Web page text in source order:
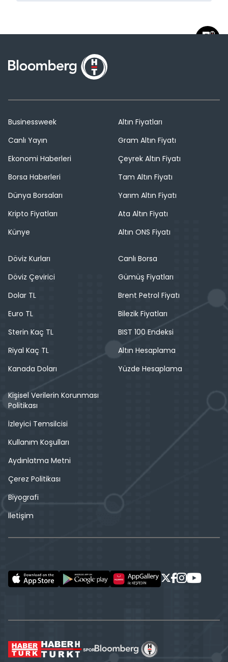
Businessweek
Canlı Yayın
Ekonomi Haberleri
Borsa Haberleri
Dünya Borsaları
Kripto Fiyatları
Künye
Altın Fiyatları
Gram Altın Fiyatı
Çeyrek Altın Fiyatı
Tam Altın Fiyatı
Yarım Altın Fiyatı
Ata Altın Fiyatı
Altın ONS Fiyatı
Döviz Kurları
Döviz Çevirici
Dolar TL
Euro TL
Sterin Kaç TL
Riyal Kaç TL
Kanada Doları
Canlı Borsa
Gümüş Fiyatları
Brent Petrol Fiyatı
Bilezik Fiyatları
BIST 100 Endeksi
Altın Hesaplama
Yüzde Hesaplama
Kişisel Verilerin Korunması
Politikası
İzleyici Temsilcisi
Kullanım Koşulları
Aydınlatma Metni
Çerez Politikası
Biyografi
İletişim